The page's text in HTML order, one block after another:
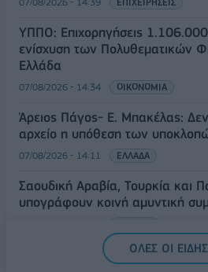
ΥΠΠΟ: Επιχορηγήσεις
ενίσχυση των Πολυθεματικών
Ελλάδα
07/08/2026 - 14:34 ΟΙΚΟΝΟΜΙΑ
Άρειος Πάγος- Ε. Μπακέλας:
αρχείο η υπόθεση των
07/08/2026 - 14:11 ΕΛΛΑΔΑ
Σαουδική Αραβία, Τουρκία και
υπογράφουν κοινή αμυντική
ΟΛΕΣ ΟΙ